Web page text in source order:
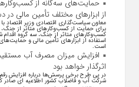
حمایت‌های سه‌گانه از
از ابزارهای مختلف تأمین مالی در
معاون سیاست‌گذاری اقتصادی وزیر اقتصاد
برای حمایت از کسب‌وکار‌های متاثر از
کسب‌وکار‌های متاثر از جنگ، سه گروه اقدام
استفاده از ابزار‌های تأمین مالی و
است.
افزایش میزان مصرف آب
اثرگذار خواهد بود
در پی طرح برخی پرسش‌ها درباره افزایش
شرکت آب و فاضلاب کشور اطلاعیه ای صادر